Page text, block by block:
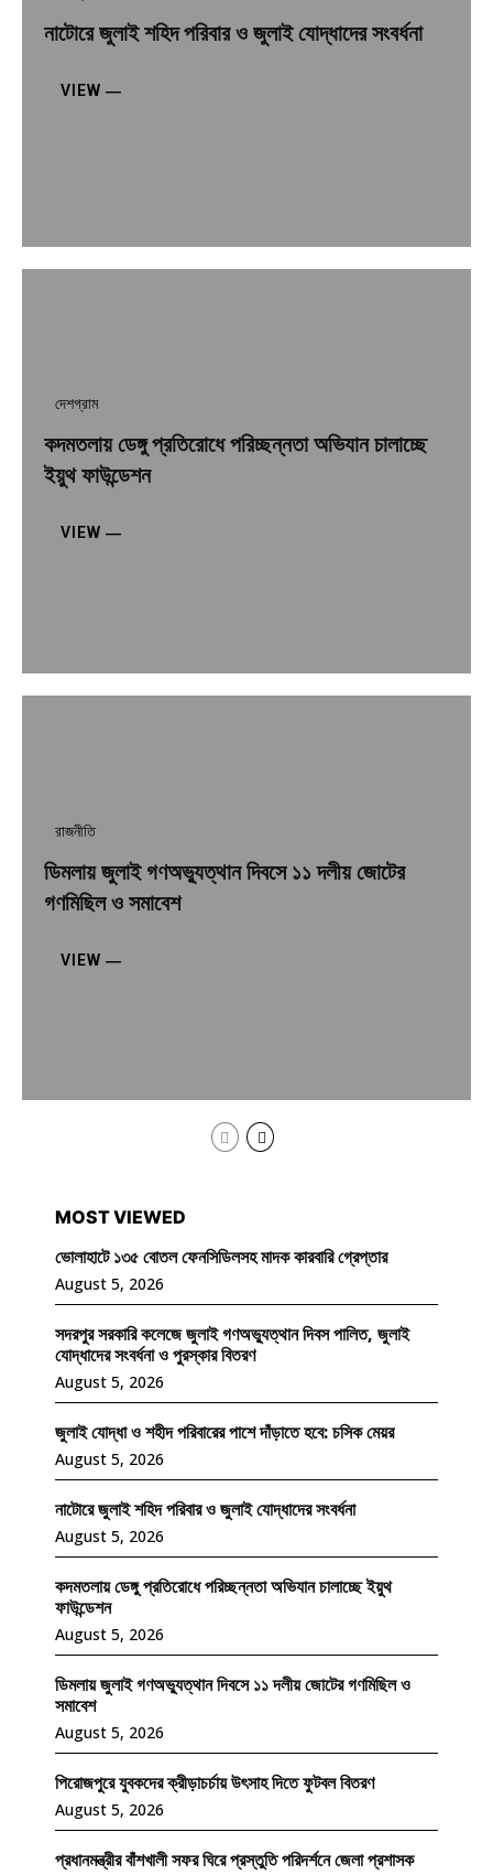
নাটোরে জুলাই শহিদ পরিবার ও জুলাই যোদ্ধাদের সংবর্ধনা
VIEW ―
দেশগ্রাম
কদমতলায় ডেঙ্গু প্রতিরোধে পরিচ্ছন্নতা অভিযান চালাচ্ছে
ইয়ুথ ফাউন্ডেশন
VIEW ―
রাজনীতি
ডিমলায় জুলাই গণঅভ্যুত্থান দিবসে ১১ দলীয় জোটের
গণমিছিল ও সমাবেশ
VIEW ―
MOST VIEWED
ভোলাহাটে ১৩৫ বোতল ফেনসিডিলসহ মাদক কারবারি গ্রেপ্তার
August 5, 2026
সদরপুর সরকারি কলেজে জুলাই গণঅভ্যুত্থান দিবস পালিত, জুলাই
যোদ্ধাদের সংবর্ধনা ও পুরস্কার বিতরণ
August 5, 2026
জুলাই যোদ্ধা ও শহীদ পরিবারের পাশে দাঁড়াতে হবে: চসিক মেয়র
August 5, 2026
নাটোরে জুলাই শহিদ পরিবার ও জুলাই যোদ্ধাদের সংবর্ধনা
August 5, 2026
কদমতলায় ডেঙ্গু প্রতিরোধে পরিচ্ছন্নতা অভিযান চালাচ্ছে ইয়ুথ
ফাউন্ডেশন
August 5, 2026
ডিমলায় জুলাই গণঅভ্যুত্থান দিবসে ১১ দলীয় জোটের গণমিছিল ও
সমাবেশ
August 5, 2026
পিরোজপুরে যুবকদের ক্রীড়াচর্চায় উৎসাহ দিতে ফুটবল বিতরণ
August 5, 2026
প্রধানমন্ত্রীর বাঁশখালী সফর ঘিরে প্রস্তুতি পরিদর্শনে জেলা প্রশাসক